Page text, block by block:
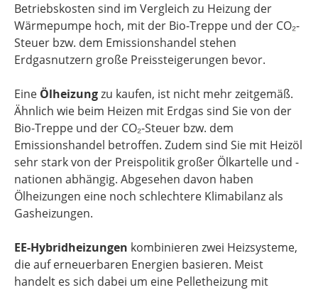
Betriebskosten sind im Vergleich zu Heizung der
Wärmepumpe hoch, mit der Bio-Treppe und der CO₂-
Steuer bzw. dem Emissionshandel stehen
Erdgasnutzern große Preissteigerungen bevor.
Eine Ölheizungzu kaufen, ist nicht mehr zeitgemäß.
Ähnlich wie beim Heizen mit Erdgas sind Sie von der
Bio-Treppe und der CO₂-Steuer bzw. dem
Emissionshandel betroffen. Zudem sind Sie mit Heizöl
sehr stark von der Preispolitik großer Ölkartelle und -
nationen abhängig. Abgesehen davon haben
Ölheizungen eine noch schlechtere Klimabilanz als
Gasheizungen.
EE-Hybridheizungen kombinieren zwei Heizsysteme,
die auf erneuerbaren Energien basieren. Meist
handelt es sich dabei um eine Pelletheizung mit